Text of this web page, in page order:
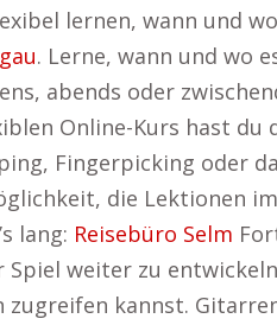
lernen, wann und
. Lerne, wann und wo
abends oder
Online-Kurs hast
Fingerpicking oder
die Lektionen
lang: Reisebüro Selm
weiter zu
kannst.